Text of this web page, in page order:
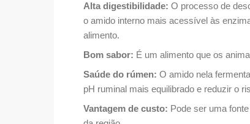
Alta digestibilidade: O processo de
o amido interno mais acessível às
alimento.
Bom sabor: É um alimento que os
Saúde do rúmen: O amido nela
pH ruminal mais equilibrado e reduzir o
Vantagem de custo: Pode ser uma